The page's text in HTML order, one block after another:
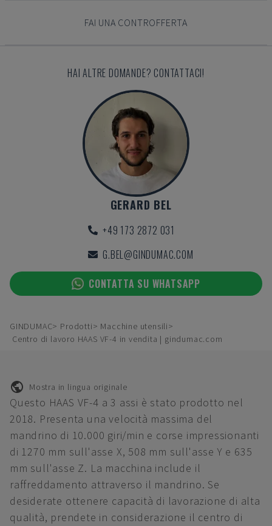
FAI UNA CONTROFFERTA
HAI ALTRE DOMANDE? CONTATTACI!
GERARD BEL
+49 173 2872 031
G.BEL@GINDUMAC.COM
CONTATTA SU WHATSAPP
GINDUMAC Prodotti
Macchine utensili
Centro di lavoro HAAS VF-4 in vendita | gindumac.com
Mostra in lingua originale
Questo HAAS VF-4 a 3 assi è stato prodotto nel
2018. Presenta una velocità massima del
mandrino di 10.000 giri/min e corse impressionanti
di 1270 mm sull'asse X, 508 mm sull'asse Y e 635
mm sull'asse Z. La macchina include il
raffreddamento attraverso il mandrino. Se
desiderate ottenere capacità di lavorazione di alta
qualità, prendete in considerazione il centro di